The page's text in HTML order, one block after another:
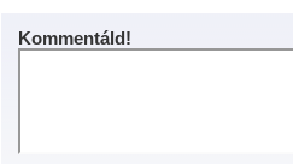
Kommentáld!